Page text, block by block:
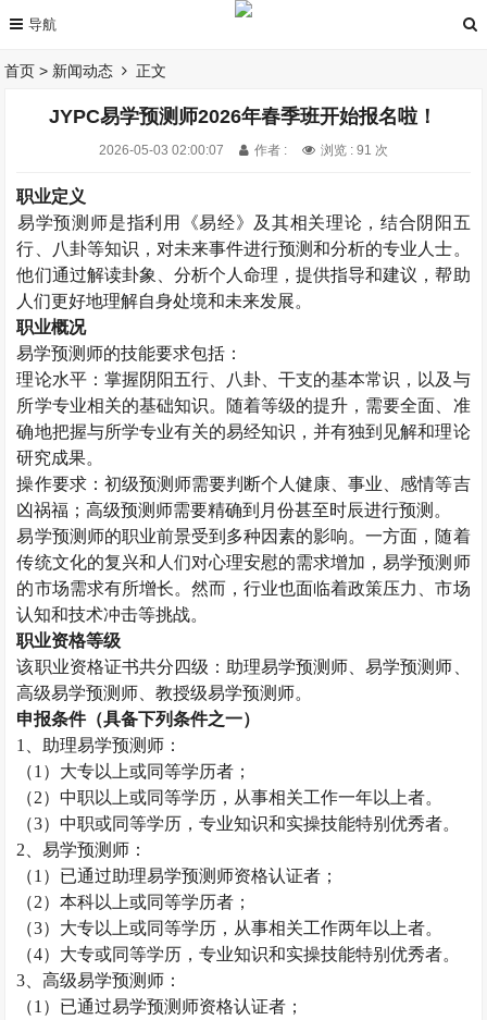
首页 > 新闻动态 正文
JYPC易学预测师2026年春季班开始报名啦！
2026-05-03 02:00:07 作者 : 浏览 : 91 次
职业定义
易学预测师是指利用
《易经》及其相关理论，结合阴阳五
行、八卦等知识，对未来事件进行预测和分析的专业人士。
他们通过解读卦象、分析个人命理，提供指导和建议，帮助
人们更好地理解自身处境和未来发展。
职业概况
易学预测师的技能要求包括：
理论水平‌：掌握阴阳五行、八卦、干支的基本常识，以及与
所学专业相关的基础知识。随着等级的提升，需要全面、准
确地把握与所学专业有关的易经知识，并有独到见解和理论
研究成果‌。
操作要求‌：初级预测师需要判断个人健康、事业、感情等吉
凶祸福；高级预测师需要精确到月份甚至时辰进行预测。
易学预测师的职业前景受到多种因素的影响。一方面，随着
传统文化的复兴和人们对心理安慰的需求增加，易学预测师
的市场需求有所增长。然而，行业也面临着政策压力、市场
认知和技术冲击等挑战。
职业资格等级
该职业资格证书共分四级：助理易学预测师、易学预测师、
高级易学预测师、教授级易学预测师。
申报条件（具备下列条件之一）
1
、助理易学预测师：
（1 ）大专以上或同等学历者；
（2）中职以上或同等学历，从事相关工作一年以上者。
（3）中职或同等学历，专业知识和实操技能特别优秀者。
2 、易学预测师：
（1 ）已通过助理易学预测师资格认证者；
（2）本科以上或同等学历者；
（3）大专以上或同等学历，从事相关工作两年以上者。
（4）大专或同等学历，专业知识和实操技能特别优秀者。
3 、高级易学预测师：
（1 ）已通过易学预测师资格认证者；